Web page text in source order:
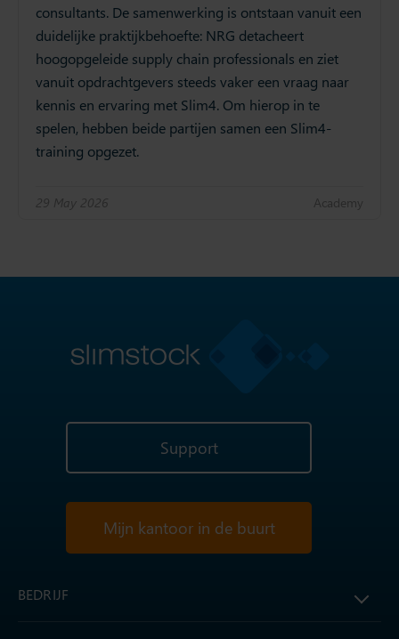
consultants. De samenwerking is ontstaan vanuit een
duidelijke praktijkbehoefte: NRG detacheert
hoogopgeleide supply chain professionals en ziet
vanuit opdrachtgevers steeds vaker een vraag naar
kennis en ervaring met Slim4. Om hierop in te
spelen, hebben beide partijen samen een Slim4-
training opgezet.
29 May 2026 Academy
Support
Mijn kantoor in de buurt
BEDRIJF